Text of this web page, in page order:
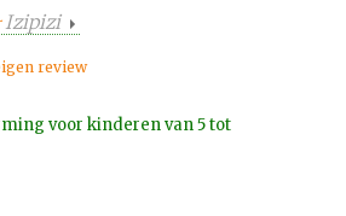
Izipizi
review
voor kinderen van 5 tot